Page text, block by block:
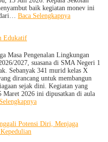
baik kegiatan monev ini
Baca Selengkapnya:
Terima
Monitoring
dan
Evaluasi
dari
Pengawas
Cabang
Edukatif
Masa Pengenalan Lingkungan
2027, suasana di SMA Negeri 1
Sebanyak 341 murid kelas X
dirancang untuk membangun
sejak dini. Kegiatan yang
Maret 2026 ini dipusatkan di aula
:
MPLS:
Potensi Diri, Menjaga